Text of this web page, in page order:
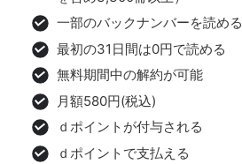
一部のバックナンバーを読める
最初の31日間は0円で読める
無料期間中の解約が可能
月額580円(税込)
ｄポイントが付与される
ｄポイントで支払える